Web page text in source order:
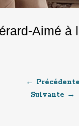
Aimé à
← Précédente
Suivante →